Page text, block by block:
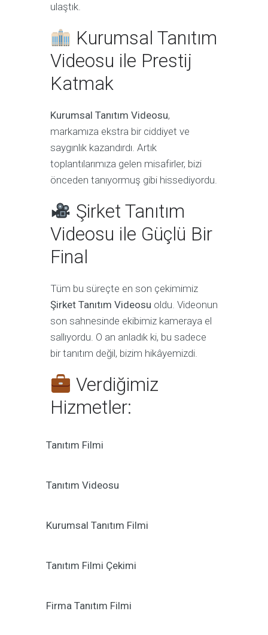
ulaştık.
Kurumsal Tanıtım
Videosu ile Prestij
Katmak
Kurumsal Tanıtım Videosu,
markamıza ekstra bir ciddiyet ve
saygınlık kazandırdı. Artık
toplantılarımıza gelen misafirler, bizi
önceden tanıyormuş gibi hissediyordu.
Şirket Tanıtım
Videosu ile Güçlü Bir
Final
Tüm bu süreçte en son çekimimiz
Şirket Tanıtım Videosu oldu. Videonun
son sahnesinde ekibimiz kameraya el
sallıyordu. O an anladık ki, bu sadece
bir tanıtım değil, bizim hikâyemizdi.
Verdiğimiz
Hizmetler:
Tanıtım Filmi
Tanıtım Videosu
Kurumsal Tanıtım Filmi
Tanıtım Filmi Çekimi
Firma Tanıtım Filmi